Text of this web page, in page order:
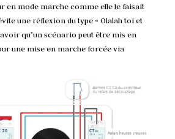
en mode marche comme elle le faisait
une réflexion du type « Olalah toi et
qu’un scénario peut être mis en
une mise en marche forcée via